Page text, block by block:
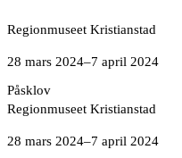
Regionmuseet Kristianstad
28 mars 2024–7 april 2024
Påsklov
Regionmuseet Kristianstad
28 mars 2024–7 april 2024